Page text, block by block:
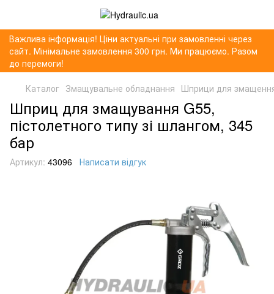
Важлива інформація! Ціни актуальні при замовленні через
сайт. Мінімальне замовлення 300 грн. Ми працюємо. Разом
до перемоги!
Каталог Змащувальне обладнання Шприци для
Шприц для змащування G55,
пістолетного типу зі шлангом, 345
бар
Артикул: 43096 Написати відгук